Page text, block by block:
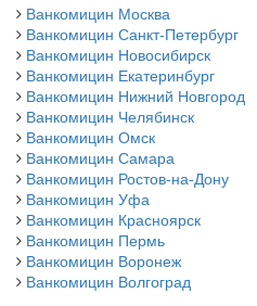
Ванкомицин Москва
Ванкомицин Санкт-Петербург
Ванкомицин Новосибирск
Ванкомицин Екатеринбург
Ванкомицин Нижний Новгород
Ванкомицин Челябинск
Ванкомицин Омск
Ванкомицин Самара
Ванкомицин Ростов-на-Дону
Ванкомицин Уфа
Ванкомицин Красноярск
Ванкомицин Пермь
Ванкомицин Воронеж
Ванкомицин Волгоград